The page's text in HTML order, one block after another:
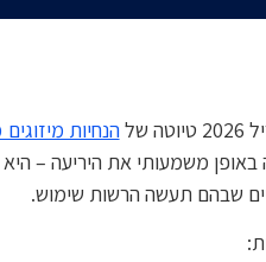
הנחיות
באופן משמעותי את
שבהם תעשה הרשות שימוש.